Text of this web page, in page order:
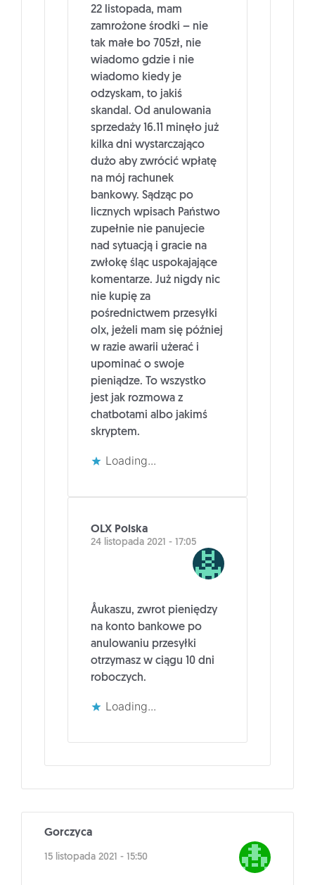
22 listopada, mam
zamrożone środki – nie
tak małe bo 705zł, nie
wiadomo gdzie i nie
wiadomo kiedy je
odzyskam, to jakiś
skandal. Od anulowania
sprzedaży 16.11 minęło już
kilka dni wystarczająco
dużo aby zwrócić wpłatę
na mój rachunek
bankowy. Sądząc po
licznych wpisach Państwo
zupełnie nie panujecie
nad sytuacją i gracie na
zwłokę śląc uspokajające
komentarze. Już nigdy nic
nie kupię za
pośrednictwem przesyłki
olx, jeżeli mam się później
w razie awarii użerać i
upominać o swoje
pieniądze. To wszystko
jest jak rozmowa z
chatbotami albo jakimś
skryptem.
Loading...
OLX Polska
24 listopada 2021 - 17:05
Åukaszu, zwrot pieniędzy
na konto bankowe po
anulowaniu przesyłki
otrzymasz w ciągu 10 dni
roboczych.
Loading...
Gorczyca
15 listopada 2021 - 15:50